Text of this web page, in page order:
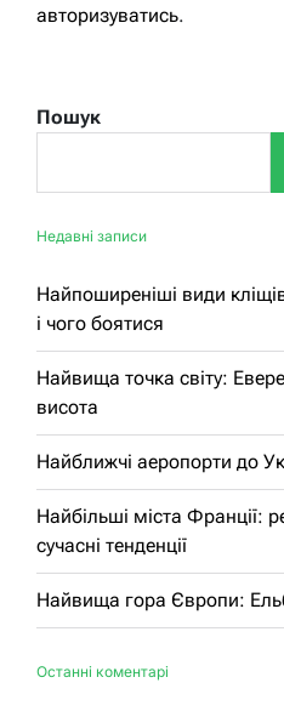
авторизуватись.
Пошук
Недавні записи
Найпоширеніші види
і чого боятися
Найвища точка світу:
висота
Найближчі аеропорти до
Найбільші міста Франції:
сучасні тенденції
Найвища гора Європи:
Останні коментарі